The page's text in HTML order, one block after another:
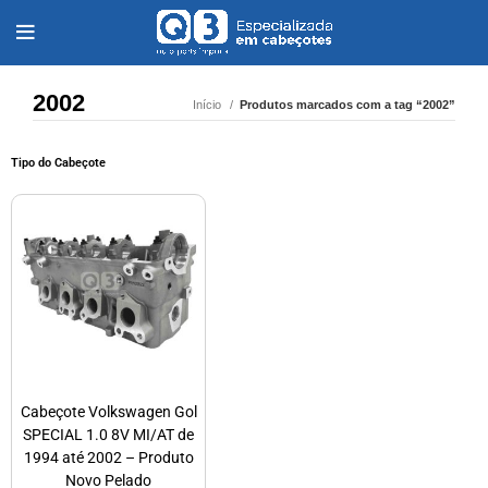
2002 Início Produtos marcados com a tag “2002”
Tipo do Cabeçote
Cabeçote Volkswagen Gol
SPECIAL 1.0 8V MI/AT de
1994 até 2002 – Produto
Novo Pelado